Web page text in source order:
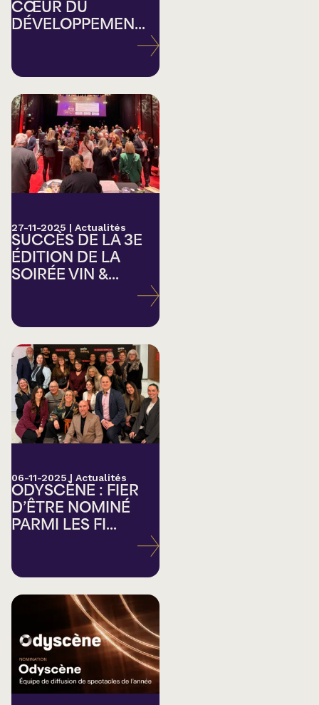
CŒUR DU
DÉVELOPPEMEN...
27-11-2025 | Actualités
SUCCÈS DE LA 3E
ÉDITION DE LA
SOIRÉE VIN &...
06-11-2025 | Actualités
ODYSCÈNE : FIER
D’ÊTRE NOMINÉ
PARMI LES FI...